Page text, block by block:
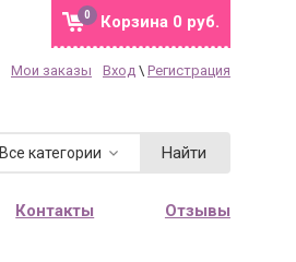
Корзина 0 руб.
0
Мои заказы Вход \ Регистрация
Все категории Найти
Контакты Отзывы